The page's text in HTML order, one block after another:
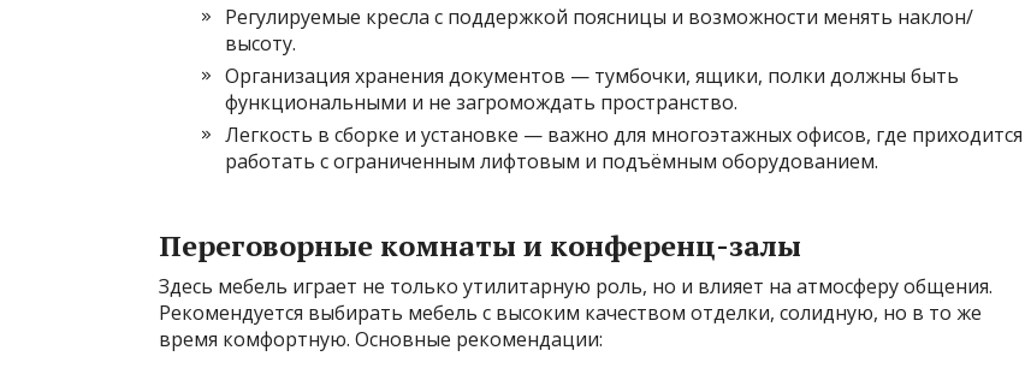
Регулируемые кресла с поддержкой поясницы и возможности менять наклон/
высоту.
Организация хранения документов — тумбочки, ящики, полки должны быть
функциональными и не загромождать пространство.
Легкость в сборке и установке — важно для многоэтажных офисов, где приходится
работать с ограниченным лифтовым и подъёмным оборудованием.
Переговорные комнаты и конференц-залы
Здесь мебель играет не только утилитарную роль, но и влияет на атмосферу общения.
Рекомендуется выбирать мебель с высоким качеством отделки, солидную, но в то же
время комфортную. Основные рекомендации: